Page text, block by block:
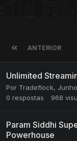
ANTERIOR
Unlimited
Por Tradeflock,
0 respostas 968
Param Siddhi
Powerhouse